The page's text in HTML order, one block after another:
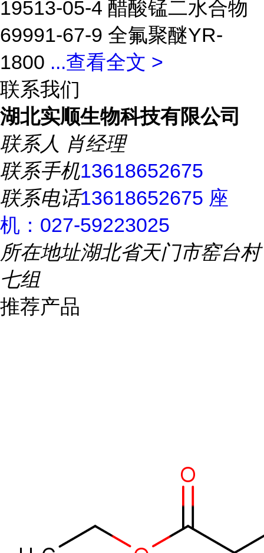
19513-05-4 醋酸锰二水合物
69991-67-9 全氟聚醚YR-
1800 ...查看全文 >
联系我们
湖北实顺生物科技有限公司
联系人 肖经理
联系手机13618652675
联系电话13618652675 座
机：027-59223025
所在地址湖北省天门市窑台村
七组
推荐产品